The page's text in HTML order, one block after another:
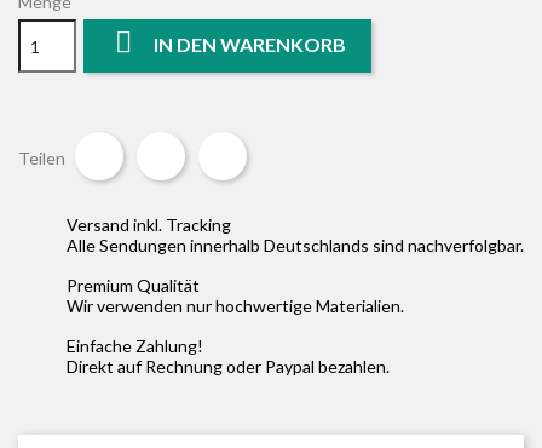
 IN DEN WARENKORB
Teilen
Tweet
Versand inkl. Tracking
Alle Sendungen innerhalb Deutschlands sind nachverfolgbar.
Premium Qualität
Wir verwenden nur hochwertige Materialien.
Einfache Zahlung!
Direkt auf Rechnung oder Paypal bezahlen.